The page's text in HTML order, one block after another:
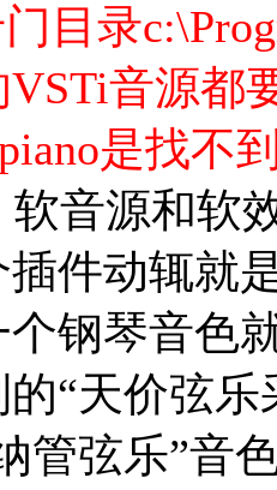
目录
音源都
是找不
音源和软
件动辄就
钢琴音色
“天价弦
管弦乐”音